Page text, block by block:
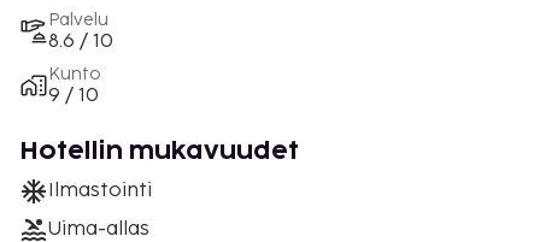
Palvelu
8.6 / 10
Kunto
9 / 10
Hotellin mukavuudet
Ilmastointi
Uima-allas